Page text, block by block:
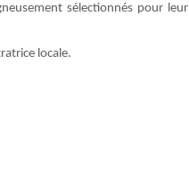
sélectionnés pour leur
locale.